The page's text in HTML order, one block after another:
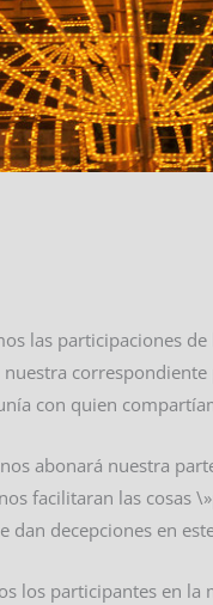
las participaciones
con quien
abonará nuestra
facilitaran las cosas
decepciones en
los participantes en la